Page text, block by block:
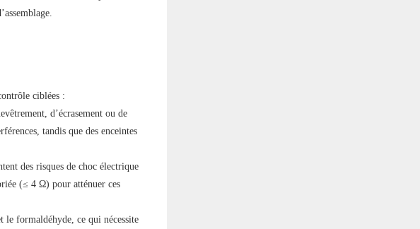
ciblées :
d’écrasement ou de
tandis que des enceintes
des risques de choc électrique
(≤ 4 Ω) pour atténuer ces
le formaldéhyde, ce qui nécessite